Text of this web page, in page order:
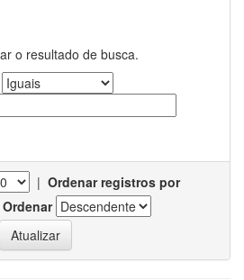
o resultado de busca.
| Ordenar registros por
Ordenar